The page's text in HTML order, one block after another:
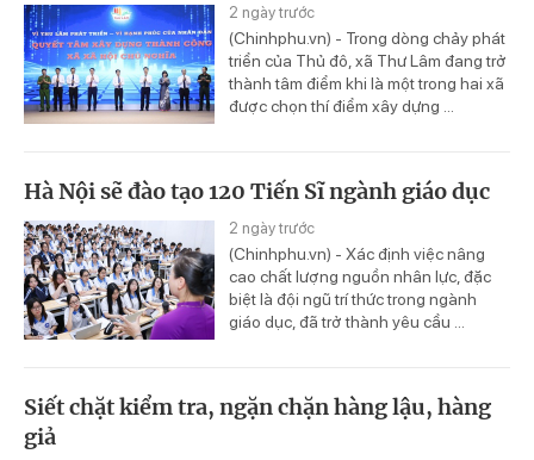
2 ngày trước
(Chinhphu.vn) - Trong dòng chảy phát
triển của Thủ đô, xã Thư Lâm đang trở
thành tâm điểm khi là một trong hai xã
được chọn thí điểm xây dựng ...
Hà Nội sẽ đào tạo 120 Tiến Sĩ ngành giáo dục
2 ngày trước
(Chinhphu.vn) - Xác định việc nâng
cao chất lượng nguồn nhân lực, đặc
biệt là đội ngũ trí thức trong ngành
giáo dục, đã trở thành yêu cầu ...
Siết chặt kiểm tra, ngặn chặn hàng lậu, hàng
giả